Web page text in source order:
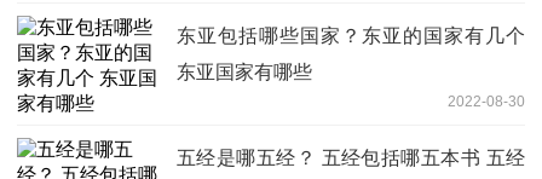
东亚包括哪些国家？东亚的国家有几个
东亚国家有哪些
2022-08-30
五经是哪五经？ 五经包括哪五本书 五经